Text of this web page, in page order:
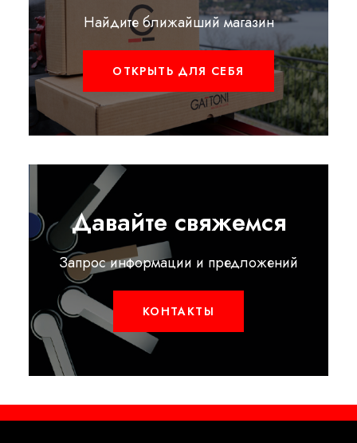
Найдите ближайший магазин
ОТКРЫТЬ ДЛЯ СЕБЯ
Давайте свяжемся
Запрос информации и предложений
КОНТАКТЫ